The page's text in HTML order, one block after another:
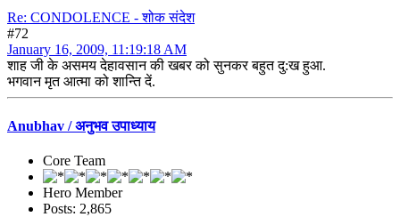
Re: CONDOLENCE - शोक संदेश
#72
January 16, 2009, 11:19:18 AM
शाह जी के असमय देहावसान की खबर को सुनकर बहुत दु:ख हुआ.
भगवान मृत आत्मा को शान्ति दें.
Anubhav / अनुभव उपाध्याय
Core Team
Hero Member
Posts: 2,865